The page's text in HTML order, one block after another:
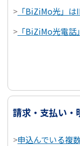
> 「BiZiMo光」
> 「BiZiMo光電
請求・支払い・
>申込んでいる複